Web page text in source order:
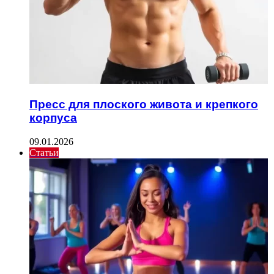
Пресс для плоского живота и крепкого
корпуса
09.01.2026
Статьи